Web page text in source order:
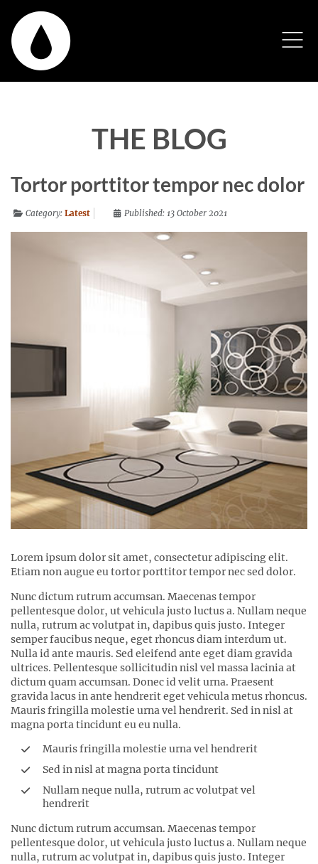
THE BLOG
Tortor porttitor tempor nec dolor
Category: Latest Published: 13 October 2021
Lorem ipsum dolor sit amet, consectetur adipiscing elit.
Etiam non augue eu tortor porttitor tempor nec sed dolor.
Nunc dictum rutrum accumsan. Maecenas tempor
pellentesque dolor, ut vehicula justo luctus a. Nullam neque
nulla, rutrum ac volutpat in, dapibus quis justo. Integer
semper faucibus neque, eget rhoncus diam interdum ut.
Nulla id ante mauris. Sed eleifend ante eget diam gravida
ultrices. Pellentesque sollicitudin nisl vel massa lacinia at
dictum quam accumsan. Donec id velit urna. Praesent
gravida lacus in ante hendrerit eget vehicula metus rhoncus.
Mauris fringilla molestie urna vel hendrerit. Sed in nisl at
magna porta tincidunt eu eu nulla.
Mauris fringilla molestie urna vel hendrerit
Sed in nisl at magna porta tincidunt
Nullam neque nulla, rutrum ac volutpat vel
hendrerit
Nunc dictum rutrum accumsan. Maecenas tempor
pellentesque dolor, ut vehicula justo luctus a. Nullam neque
nulla, rutrum ac volutpat in, dapibus quis justo. Integer